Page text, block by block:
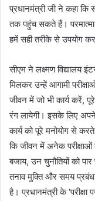
प्रधानमंत्री जी ने कहा कि
तक पहुंच सकते हैं। परमात्मा
हमें सही तरीके से उपयोग
सीएम ने लक्ष्मण विद्यालय
मिलकर उन्हें आगामी
जीवन में जो भी कार्य करें,
रंग लायेगी। इसके लिए
कार्य को पूरे मनोयोग से
कि जीवन में अनेक
बजाय, उन चुनौतियों को
तनाव मुक्ति और समय
है। प्रधानमंत्री के